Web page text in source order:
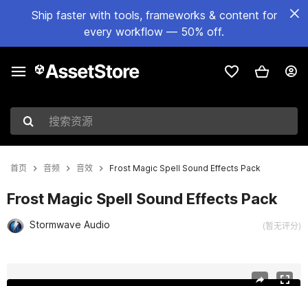
Ship faster with tools, frameworks & content for
every workflow — 50% off.
搜索资源
首页 音频 音效 Frost Magic Spell Sound Effects Pack
Frost Magic Spell Sound Effects Pack
Stormwave Audio (暂无评分)